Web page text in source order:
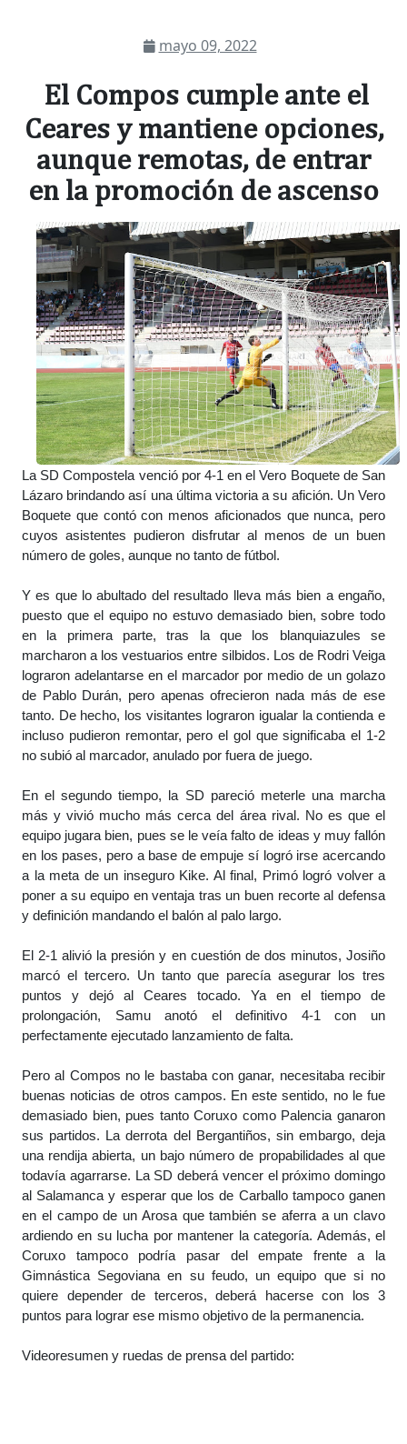
mayo 09, 2022
El Compos cumple ante el
Ceares y mantiene opciones,
aunque remotas, de entrar
en la promoción de ascenso
La SD Compostela venció por 4-1 en el Vero Boquete de San
Lázaro brindando así una última victoria a su afición. Un Vero
Boquete que contó con menos aficionados que nunca, pero
cuyos asistentes pudieron disfrutar al menos de un buen
número de goles, aunque no tanto de fútbol.
Y es que lo abultado del resultado lleva más bien a engaño,
puesto que el equipo no estuvo demasiado bien, sobre todo
en la primera parte, tras la que los blanquiazules se
marcharon a los vestuarios entre silbidos. Los de Rodri Veiga
lograron adelantarse en el marcador por medio de un golazo
de Pablo Durán, pero apenas ofrecieron nada más de ese
tanto. De hecho, los visitantes lograron igualar la contienda e
incluso pudieron remontar, pero el gol que significaba el 1-2
no subió al marcador, anulado por fuera de juego.
En el segundo tiempo, la SD pareció meterle una marcha
más y vivió mucho más cerca del área rival. No es que el
equipo jugara bien, pues se le veía falto de ideas y muy fallón
en los pases, pero a base de empuje sí logró irse acercando
a la meta de un inseguro Kike. Al final, Primó logró volver a
poner a su equipo en ventaja tras un buen recorte al defensa
y definición mandando el balón al palo largo.
El 2-1 alivió la presión y en cuestión de dos minutos, Josiño
marcó el tercero. Un tanto que parecía asegurar los tres
puntos y dejó al Ceares tocado. Ya en el tiempo de
prolongación, Samu anotó el definitivo 4-1 con un
perfectamente ejecutado lanzamiento de falta.
Pero al Compos no le bastaba con ganar, necesitaba recibir
buenas noticias de otros campos. En este sentido, no le fue
demasiado bien, pues tanto Coruxo como Palencia ganaron
sus partidos. La derrota del Bergantiños, sin embargo, deja
una rendija abierta, un bajo número de propabilidades al que
todavía agarrarse. La SD deberá vencer el próximo domingo
al Salamanca y esperar que los de Carballo tampoco ganen
en el campo de un Arosa que también se aferra a un clavo
ardiendo en su lucha por mantener la categoría. Además, el
Coruxo tampoco podría pasar del empate frente a la
Gimnástica Segoviana en su feudo, un equipo que si no
quiere depender de terceros, deberá hacerse con los 3
puntos para lograr ese mismo objetivo de la permanencia.
Videoresumen y ruedas de prensa del partido: